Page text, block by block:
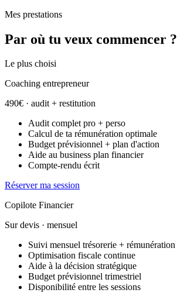
Mes prestations
Par où tu veux commencer ?
Le plus choisi
Coaching entrepreneur
490€ · audit + restitution
Audit complet pro + perso
Calcul de ta rémunération optimale
Budget prévisionnel + plan d'action
Aide au business plan financier
Compte-rendu écrit
Réserver ma session
Copilote Financier
Sur devis · mensuel
Suivi mensuel trésorerie + rémunération
Optimisation fiscale continue
Aide à la décision stratégique
Budget prévisionnel trimestriel
Disponibilité entre les sessions